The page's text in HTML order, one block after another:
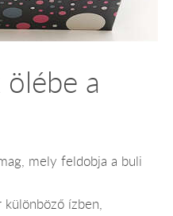
a
mely feldobja a buli
ízben,